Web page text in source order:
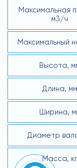
Максимальная
м3/ч
Максимальный
Высота,
Длина, мм
Ширина,
Диаметр
Масса, кг